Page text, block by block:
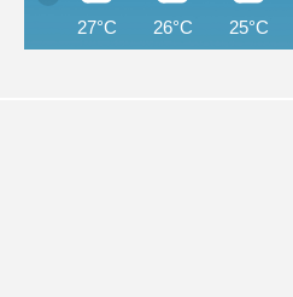
27°C 26°C 25°C